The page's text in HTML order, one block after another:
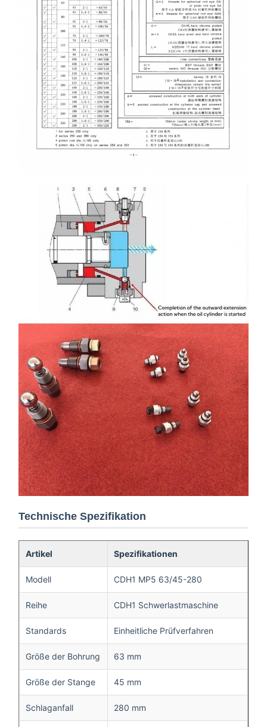
Technische Spezifikation
Artikel Spezifikationen
Modell CDH1 MP5 63/45-280
Reihe CDH1 Schwerlastmaschine
Standards Einheitliche Prüfverfahren
Größe der Bohrung 63 mm
Größe der Stange 45 mm
Schlaganfall 280 mm